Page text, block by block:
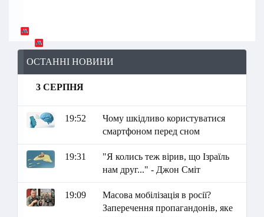
ОСТАННІ НОВИНИ
3 СЕРПНЯ
19:52
Чому шкідливо користуватися
смартфоном перед сном
19:31
"Я колись теж вірив, що Ізраїль
нам друг..." - Джон Сміт
19:09
Масова мобілізація в росії?
Заперечення пропагандонів, яке